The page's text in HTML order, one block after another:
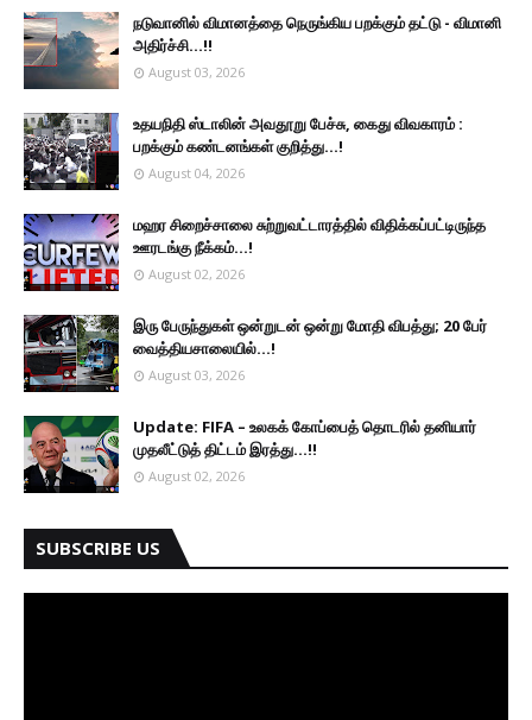
நடுவானில் விமானத்தை நெருங்கிய பறக்கும் தட்டு - விமானி
அதிர்ச்சி...!!
August 03, 2026
உதயநிதி ஸ்டாலின் அவதூறு பேச்சு, கைது விவகாரம் :
பறக்கும் கண்டனங்கள் குறித்து...!
August 04, 2026
மஹர சிறைச்சாலை சுற்றுவட்டாரத்தில் விதிக்கப்பட்டிருந்த
ஊரடங்கு நீக்கம்...!
August 02, 2026
இரு ப‍ேருந்துகள் ஒன்றுடன் ஒன்று மோதி விபத்து; 20 பேர்
வைத்தியசாலையில்...!
August 03, 2026
Update: FIFA – உலகக் கோப்பைத் தொடரில் தனியார்
முதலீட்டுத் திட்டம் இரத்து...!!
August 02, 2026
SUBSCRIBE US